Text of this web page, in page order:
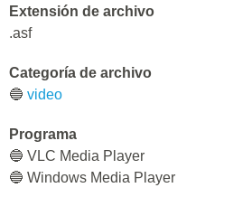
Extensión de archivo
.asf
Categoría de archivo
🔵 video
Programa
🔵 VLC Media Player
🔵 Windows Media Player